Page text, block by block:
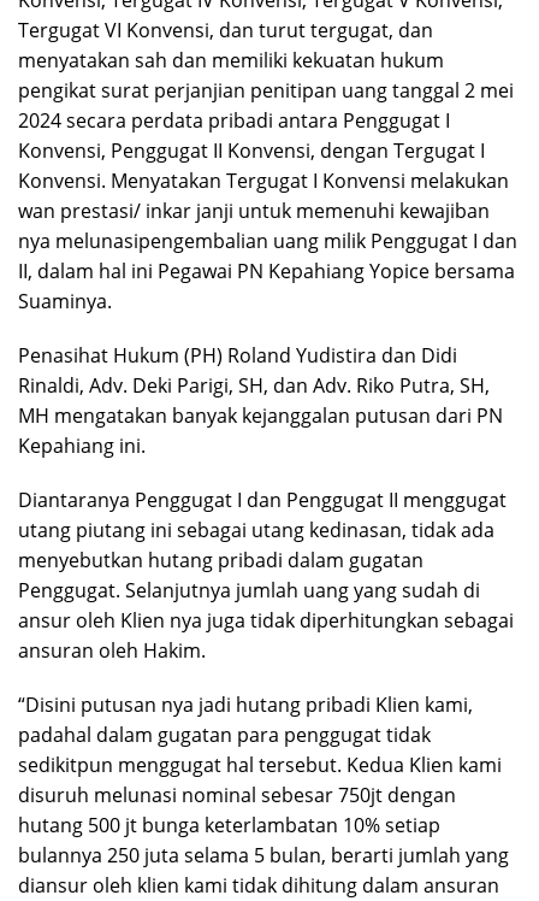
Tergugat VI Konvensi, dan turut tergugat, dan
menyatakan sah dan memiliki kekuatan hukum
pengikat surat perjanjian penitipan uang tanggal 2 mei
2024 secara perdata pribadi antara Penggugat I
Konvensi, Penggugat II Konvensi, dengan Tergugat I
Konvensi. Menyatakan Tergugat I Konvensi melakukan
wan prestasi/ inkar janji untuk memenuhi kewajiban
nya melunasipengembalian uang milik Penggugat I dan
II, dalam hal ini Pegawai PN Kepahiang Yopice bersama
Suaminya.
Penasihat Hukum (PH) Roland Yudistira dan Didi
Rinaldi, Adv. Deki Parigi, SH, dan Adv. Riko Putra, SH,
MH mengatakan banyak kejanggalan putusan dari PN
Kepahiang ini.
Diantaranya Penggugat I dan Penggugat II menggugat
utang piutang ini sebagai utang kedinasan, tidak ada
menyebutkan hutang pribadi dalam gugatan
Penggugat. Selanjutnya jumlah uang yang sudah di
ansur oleh Klien nya juga tidak diperhitungkan sebagai
ansuran oleh Hakim.
“Disini putusan nya jadi hutang pribadi Klien kami,
padahal dalam gugatan para penggugat tidak
sedikitpun menggugat hal tersebut. Kedua Klien kami
disuruh melunasi nominal sebesar 750jt dengan
hutang 500 jt bunga keterlambatan 10% setiap
bulannya 250 juta selama 5 bulan, berarti jumlah yang
diansur oleh klien kami tidak dihitung dalam ansuran